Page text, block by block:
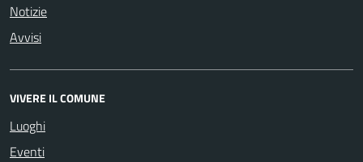
Notizie
Avvisi
VIVERE IL COMUNE
Luoghi
Eventi